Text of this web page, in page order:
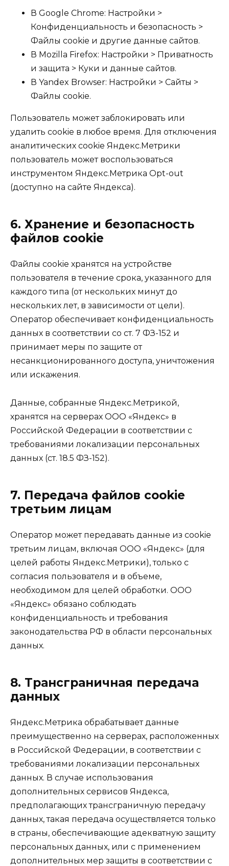
В Google Chrome: Настройки >
Конфиденциальность и безопасность >
Файлы cookie и другие данные сайтов.
В Mozilla Firefox: Настройки > Приватность
и защита > Куки и данные сайтов.
В Yandex Browser: Настройки > Сайты >
Файлы cookie.
Пользователь может заблокировать или
удалить cookie в любое время. Для отключения
аналитических cookie Яндекс.Метрики
пользователь может воспользоваться
инструментом Яндекс.Метрика Opt-out
(доступно на сайте Яндекса).
6. Хранение и безопасность
файлов cookie
Файлы cookie хранятся на устройстве
пользователя в течение срока, указанного для
каждого типа (от нескольких минут до
нескольких лет, в зависимости от цели).
Оператор обеспечивает конфиденциальность
данных в соответствии со ст. 7 ФЗ-152 и
принимает меры по защите от
несанкционированного доступа, уничтожения
или искажения.
Данные, собранные Яндекс.Метрикой,
хранятся на серверах ООО «Яндекс» в
Российской Федерации в соответствии с
требованиями локализации персональных
данных (ст. 18.5 ФЗ-152).
7. Передача файлов cookie
третьим лицам
Оператор может передавать данные из cookie
третьим лицам, включая ООО «Яндекс» (для
целей работы Яндекс.Метрики), только с
согласия пользователя и в объеме,
необходимом для целей обработки. ООО
«Яндекс» обязано соблюдать
конфиденциальность и требования
законодательства РФ в области персональных
данных.
8. Трансграничная передача
данных
Яндекс.Метрика обрабатывает данные
преимущественно на серверах, расположенных
в Российской Федерации, в соответствии с
требованиями локализации персональных
данных. В случае использования
дополнительных сервисов Яндекса,
предполагающих трансграничную передачу
данных, такая передача осуществляется только
в страны, обеспечивающие адекватную защиту
персональных данных, или с применением
дополнительных мер защиты в соответствии с